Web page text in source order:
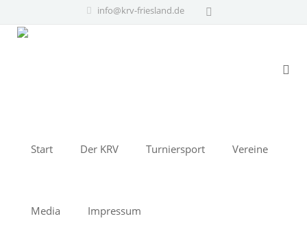
info@krv-friesland.de
Start Der KRV Turniersport Vereine
Media Impressum